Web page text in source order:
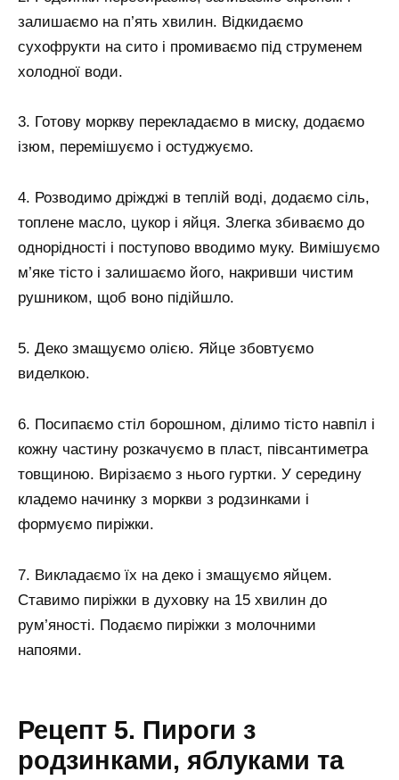
залишаємо на п’ять хвилин. Відкидаємо
сухофрукти на сито і промиваємо під струменем
холодної води.
3. Готову моркву перекладаємо в миску, додаємо
ізюм, перемішуємо і остуджуємо.
4. Розводимо дріжджі в теплій воді, додаємо сіль,
топлене масло, цукор і яйця. Злегка збиваємо до
однорідності і поступово вводимо муку. Вимішуємо
м’яке тісто і залишаємо його, накривши чистим
рушником, щоб воно підійшло.
5. Деко змащуємо олією. Яйце збовтуємо
виделкою.
6. Посипаємо стіл борошном, ділимо тісто навпіл і
кожну частину розкачуємо в пласт, півсантиметра
товщиною. Вирізаємо з нього гуртки. У середину
кладемо начинку з моркви з родзинками і
формуємо пиріжки.
7. Викладаємо їх на деко і змащуємо яйцем.
Ставимо пиріжки в духовку на 15 хвилин до
рум’яності. Подаємо пиріжки з молочними
напоями.
Рецепт 5. Пироги з
родзинками, яблуками та